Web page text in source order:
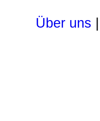
Über uns